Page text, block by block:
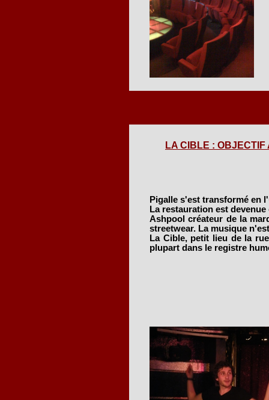
LA CIBLE :
Pigalle s'est transformé en
La restauration est
Ashpool créateur de la
streetwear. La musique
La Cible, petit lieu de la
plupart dans le registre